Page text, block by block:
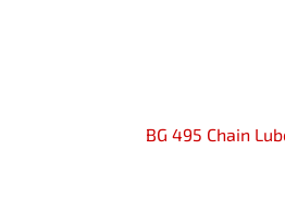
BG 495 Chain